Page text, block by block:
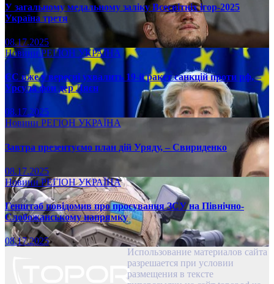
У загальному медальному заліку Всесвітніх ігор-2025
Україна третя
08.17.2025
НовиниРЕГІОН УКРАЇНА
ЄС вже у вересні ухвалить 19-й ракет санкцій проти рф, –
Урсула фон дер Ляєн
08.17.2025
Новини РЕГІОН УКРАЇНА
Завтра презентуємо план дій Уряду, – Свириденко
08.17.2025
НовиниРЕГІОНУКРАЇНА
Генштаб повідомив про просування ЗСУ на Північно-
Слобожанському напрямку
08.17.2025
Использование материалов сайта
разрешается при условии
размещения в тексте